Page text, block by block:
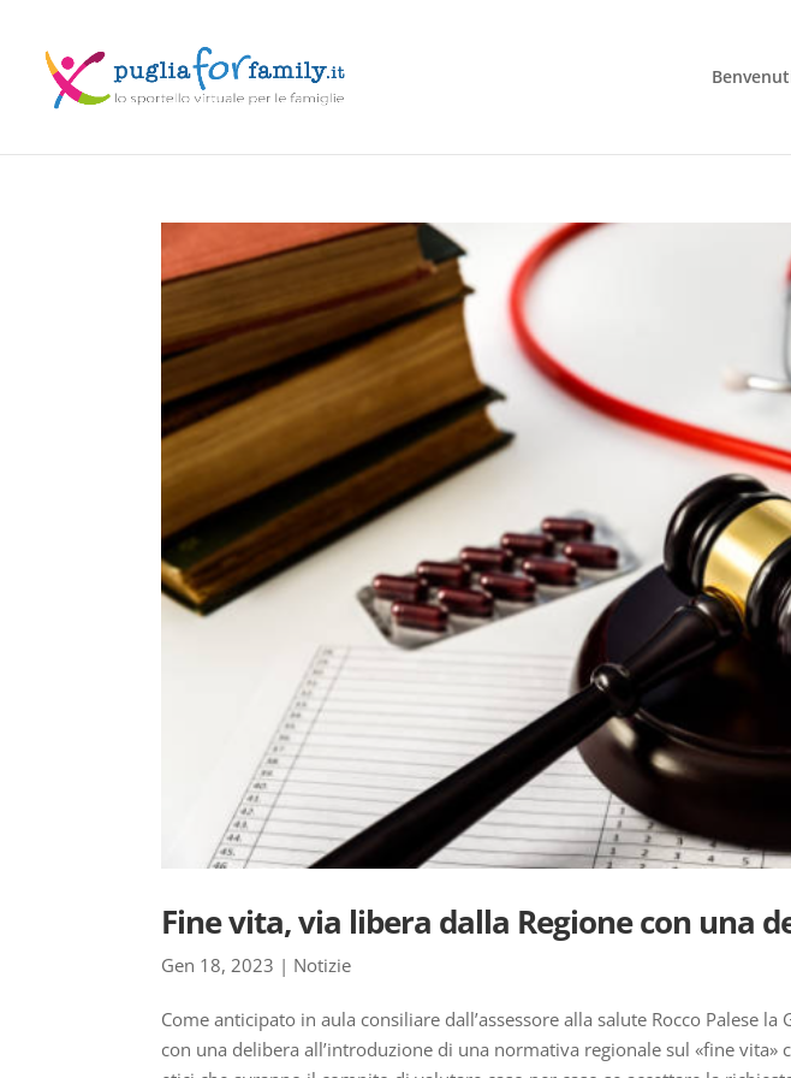
Fine vita, via libera dalla Regione con una
Gen 18, 2023 | Notizie
Come anticipato in aula consiliare dall’assessore alla salute Rocco Palese
con una delibera all’introduzione di una normativa regionale sul «fine vita»